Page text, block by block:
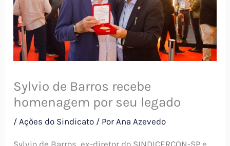
Sylvio de Barros recebe
homenagem por seu legado
/ Ações do Sindicato / Por Ana Azevedo
Sylvio de Barros, ex-diretor do SINDICERCON-SP e